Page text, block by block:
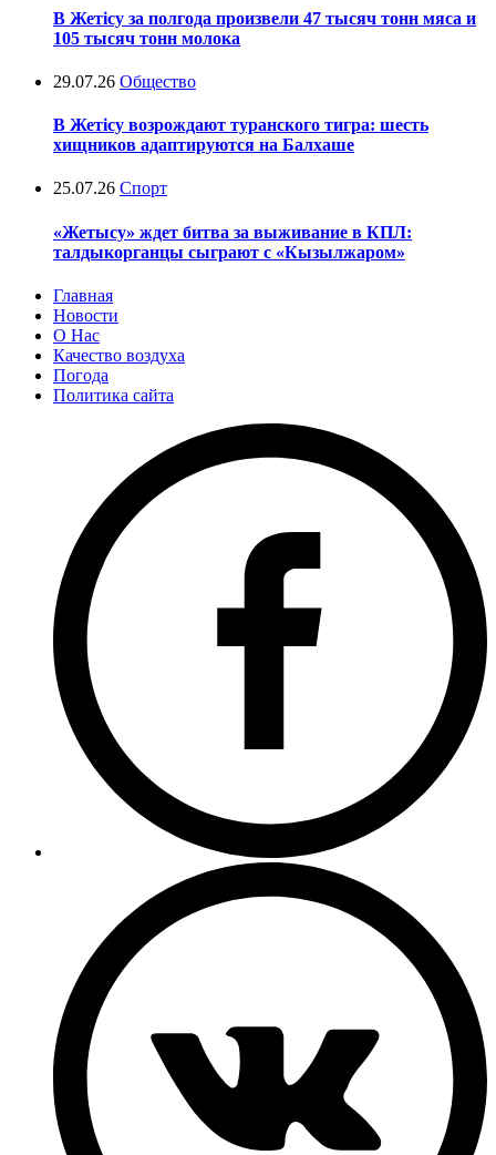
В Жетісу за полгода произвели 47 тысяч тонн мяса и
105 тысяч тонн молока
29.07.26 Общество
В Жетісу возрождают туранского тигра: шесть
хищников адаптируются на Балхаше
25.07.26 Спорт
«Жетысу» ждет битва за выживание в КПЛ:
талдыкорганцы сыграют с «Кызылжаром»
Главная
Новости
О Нас
Качество воздуха
Погода
Политика сайта